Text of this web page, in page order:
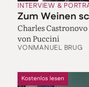
INTERVIEW &
Zum Weinen
Charles
von Puccini
VONMANUEL BRUG
Kostenlos lesen